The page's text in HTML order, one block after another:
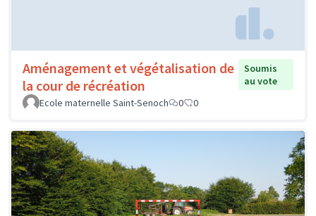
Aménagement et végétalisation de
la cour de récréation
Soumis
au vote
Ecole maternelle Saint-Senoch
0 0